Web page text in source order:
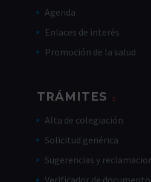
Agenda
Enlaces de interés
Promoción de la salud
TRÁMITES
Alta de colegiación
Solicitud genérica
Sugerencias y
Verificador de